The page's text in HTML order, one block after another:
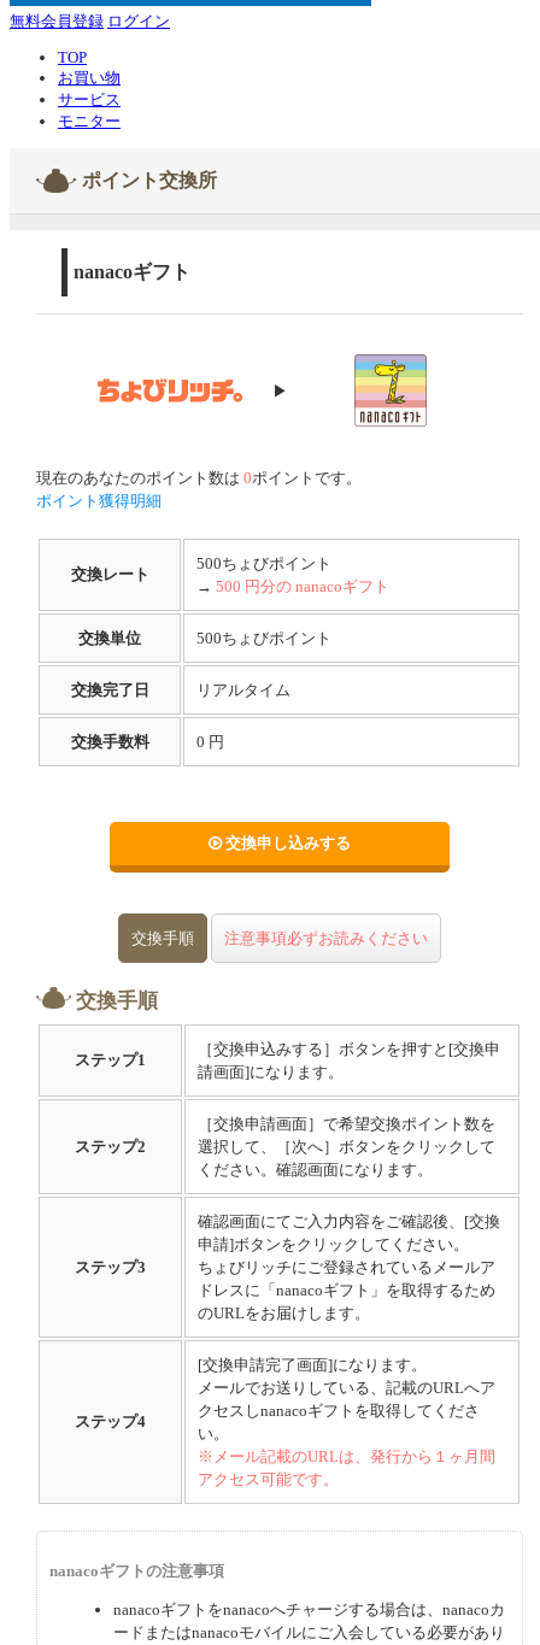
無料会員登録 ログイン
TOP
お買い物
サービス
モニター
ポイント交換所
nanacoギフト
▶
現在のあなたのポイント数は0ポイントです。
ポイント獲得明細
交換レート
500ちょびポイント
→500 円分の nanacoギフト
交換単位 500ちょびポイント
交換完了日 リアルタイム
交換手数料 0 円
交換申し込みする
交換手順 注意事項必ずお読みください
交換手順
ステップ1
［交換申込みする］ボタンを押すと[交換申
請画面]になります。
ステップ2
［交換申請画面］で希望交換ポイント数を
選択して、［次へ］ボタンをクリックして
ください。確認画面になります。
ステップ3
確認画面にてご入力内容をご確認後、[交換
申請]ボタンをクリックしてください。
ちょびリッチにご登録されているメールア
ドレスに「nanacoギフト」を取得するため
のURLをお届けします。
ステップ4
[交換申請完了画面]になります。
メールでお送りしている、記載のURLへア
クセスしnanacoギフトを取得してくださ
い。
※メール記載のURLは、発行から１ヶ月間
アクセス可能です。
nanacoギフトの注意事項
nanacoギフトをnanacoへチャージする場合は、nanacoカ
ードまたはnanacoモバイルにご入会している必要があり